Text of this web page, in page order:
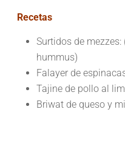
Recetas
Surtidos de
hummus)
Falayer de
Tajine de pollo al
Briwat de queso y